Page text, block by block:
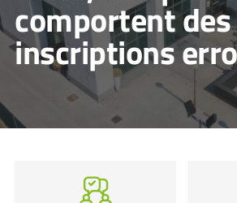
comportent des
inscriptions